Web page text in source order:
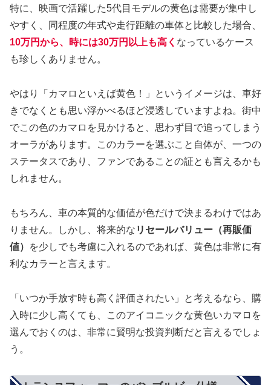
特に、映画で活躍した5代目モデルの黄色は需要が集中し
やすく、同程度の年式や走行距離の車体と比較した場合、
10万円から、時には30万円以上も高く なっているケース
も珍しくありません。
やはり「カマロといえば黄色！」というイメージは、車好
きでなくとも思い浮かべるほど浸透していますよね。街中
でこの色のカマロを見かけると、思わず目で追ってしまう
オーラがあります。このカラーを選ぶこと自体が、一つの
ステータスであり、ファンであることの証とも言えるかも
しれません。
もちろん、車の本質的な価値が色だけで決まるわけではあ
りません。しかし、将来的な リセールバリュー（再販価
値）
を少しでも考慮に入れるのであれば、黄色は非常に有
利なカラーと言えます。
「いつか手放す時も高く評価されたい」と考えるなら、購
入時に少し高くても、このアイコニックな黄色いカマロを
選んでおくのは、非常に賢明な投資判断だと言えるでしょ
う。